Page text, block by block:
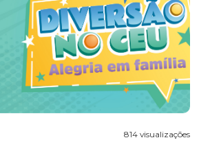
814 visualizações